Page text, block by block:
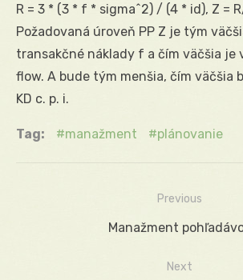
R = 3 * (3 * f * sigma^2) / (4 * id), Z =
Požadovaná úroveň PP Z je tým
transakčné náklady f a čím väčšia je
flow. A bude tým menšia, čím väčšia
KD c. p. i.
Tag: manažment plánovanie
Navigácia
Previous
Previous
Manažment
Next